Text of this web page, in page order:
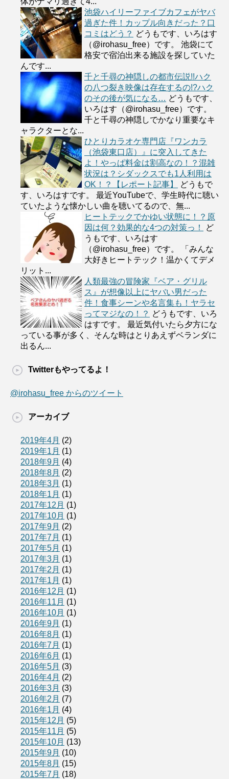
池袋ハイリーファイブカフェがヤバ
過ぎた件！カップル向きだった？口
コミはどう？ どうもです、いろはす
（@irohasu_free）です。 池袋にて
格安で宿泊出来る施設を探していた
んです...
千と千尋の神隠しの都市伝説!!ハク
の八つ裂き映像は存在するの!?ハク
のその後が気になる… どうもです、
いろはす（@irohasu_free）です。
千と千尋の神隠しでかなり重要なキ
ャラクターとな...
ひとりカラオケ専門店『ワンカラ
（池袋東口店）』に突入してきた
よ！やっぱ料金は割高なの！？混雑
状況は？シダックスでも1人利用は
OK！？【レポート記事】
どうもで
す、いろはすです。 最近YouTubeで、学生時代に聴い
ていたような懐かしい曲を聴いてるので、無...
ヒートテックでかゆい状態に！？原
因は何？効果的な4つの対策っ！
ど
うもです、いろはす
（@irohasu_free）です。 「みんな
大好きヒートテック！温かくてデメ
リット...
人類最強の冒険家『ベア・グリル
ス』が想像以上にヤバい男だった
件！食事シーンや名言集も！ヤラセ
ってマジなの！？ どうもです、いろ
はすです。 最近気付いたら夕方にな
っている事が多く、そんな時はとりあえずベランダに
出るん...
Twitterもやってるよ！
@irohasu_free からのツイート
アーカイブ
2019年4月 (2)
2019年1月 (1)
2018年9月 (4)
2018年8月 (2)
2018年3月 (1)
2018年1月 (1)
2017年12月 (1)
2017年10月 (1)
2017年9月 (2)
2017年7月 (1)
2017年5月 (1)
2017年3月 (1)
2017年2月 (1)
2017年1月 (1)
2016年12月 (1)
2016年11月 (1)
2016年10月 (1)
2016年9月 (1)
2016年8月 (1)
2016年7月 (1)
2016年6月 (1)
2016年5月 (3)
2016年4月 (2)
2016年3月 (3)
2016年2月 (7)
2016年1月 (4)
2015年12月 (5)
2015年11月 (5)
2015年10月 (13)
2015年9月 (10)
2015年8月 (15)
2015年7月 (18)